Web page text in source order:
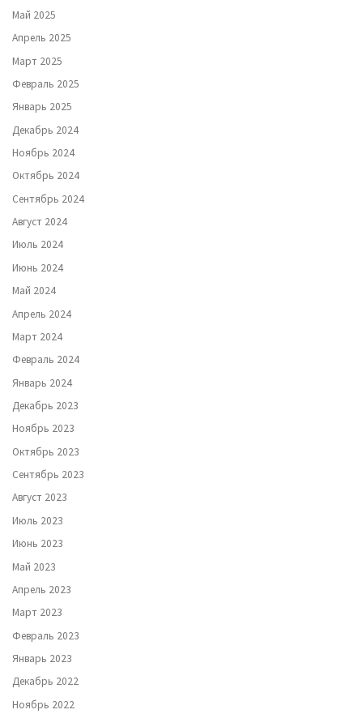
Май 2025
Апрель 2025
Март 2025
Февраль 2025
Январь 2025
Декабрь 2024
Ноябрь 2024
Октябрь 2024
Сентябрь 2024
Август 2024
Июль 2024
Июнь 2024
Май 2024
Апрель 2024
Март 2024
Февраль 2024
Январь 2024
Декабрь 2023
Ноябрь 2023
Октябрь 2023
Сентябрь 2023
Август 2023
Июль 2023
Июнь 2023
Май 2023
Апрель 2023
Март 2023
Февраль 2023
Январь 2023
Декабрь 2022
Ноябрь 2022